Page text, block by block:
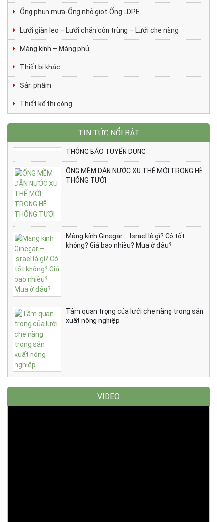
Ống phun mưa-Ống nhỏ giọt-Ống LDPE
Lưới giàn leo – Lưới chắn côn trùng – Lưới che nắng
Màng kính – Màng phủ
Thiết bị khác
Sản phẩm
Thiết kế thi công
TIN TỨC NỔI BẬT
THÔNG BÁO TUYỂN DỤNG
ỐNG MỀM DẪN NƯỚC XU THẾ MỚI TRONG HỆ
THỐNG TƯỚI
Màng kính Ginegar – Israel là gì? Có tốt
không? Giá bao nhiêu? Mua ở đâu?
Tầm quan trọng của lưới che nắng trong sản
xuất nông nghiệp
VIDEO